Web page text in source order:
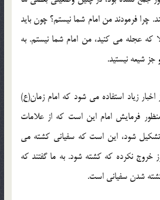
چرا فرمودند من امام شما نیستم؟ چون باید
که عجله می کنید، من امام شما نیستم. به
شیعه نیستید.
زیاد استفاده می شود که امام زمان(ع)
فرمایش امام این است که از علامات
شود، این است که سفیانی کشته می
خروج نکرده که کشته شود. به ما گفتند که
شدن سفیانی است.